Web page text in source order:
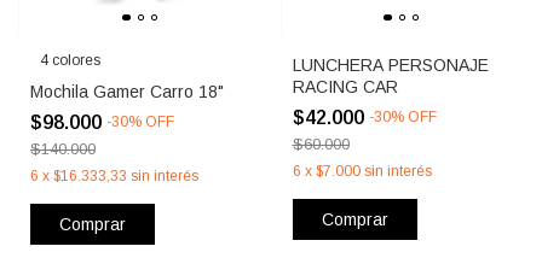
4 colores
Mochila Gamer Carro 18"
$98.000 -30% OFF
$140.000
6 x $16.333,33 sin interés
Comprar
LUNCHERA PERSONAJE
RACING CAR
$42.000 -30% OFF
$60.000
6 x $7.000 sin interés
Comprar